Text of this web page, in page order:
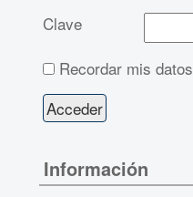
Clave
Recordar mis datos
Información